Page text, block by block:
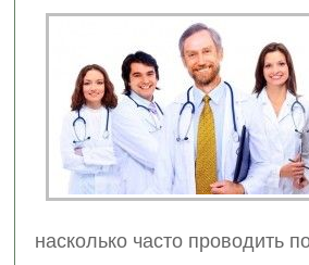
насколько часто проводить